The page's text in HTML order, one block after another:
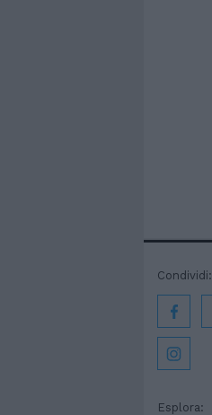
Esplora:
Condividi: